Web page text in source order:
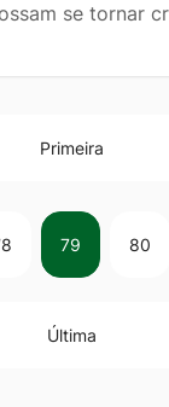
se tornar
Primeira
79 80
Última